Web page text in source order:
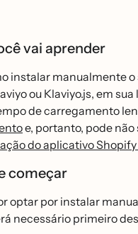
vai aprender
instalar manualmente
ou Klaviyo.js, em
de carregamento
e, portanto, pode
do aplicativo Shopify
começar
optar por instalar
necessário primeiro